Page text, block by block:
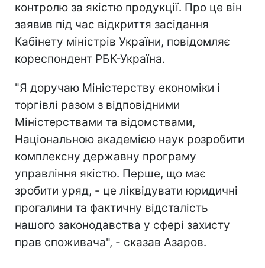
контролю за якістю продукції. Про це він
заявив під час відкриття засідання
Кабінету міністрів України, повідомляє
кореспондент РБК-Україна.
"Я доручаю Міністерству економіки і
торгівлі разом з відповідними
Міністерствами та відомствами,
Національною академією наук розробити
комплексну державну програму
управління якістю. Перше, що має
зробити уряд, - це ліквідувати юридичні
прогалини та фактичну відсталість
нашого законодавства у сфері захисту
прав споживача", - сказав Азаров.